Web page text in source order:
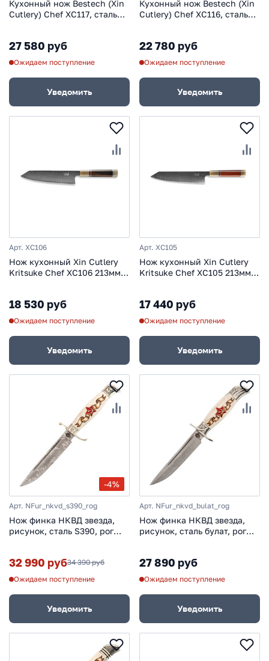
Кухонный нож Bestech (Xin
Cutlery) Chef XC117, сталь
27 580 руб
Ожидаем поступление
Уведомить
Кухонный нож Bestech (Xin
Cutlery) Chef XC116, сталь
22 780 руб
Ожидаем поступление
Уведомить
Арт. XC106
Нож кухонный Xin Cutlery
Kritsuke Chef XC106 213мм,
18 530 руб
Ожидаем поступление
Уведомить
Арт. XC105
Нож кухонный Xin Cutlery
Kritsuke Chef XC105 213мм,
17 440 руб
Ожидаем поступление
Уведомить
-4%
Арт. NFur_nkvd_s390_rog
Нож финка НКВД звезда,
рисунок, сталь S390, рог
32 990 руб34 390 руб
Ожидаем поступление
Уведомить
Арт. NFur_nkvd_bulat_rog
Нож финка НКВД звезда,
рисунок, сталь булат, рог
27 890 руб
Ожидаем поступление
Уведомить